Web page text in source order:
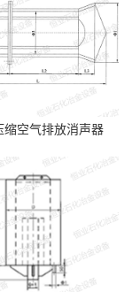
缩空气排放消声器